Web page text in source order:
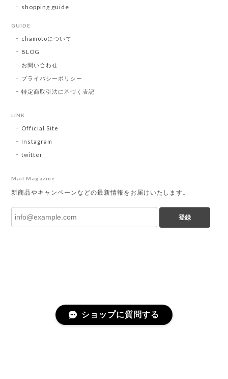
shopping guide
GUIDE
chamotoについて
BLOG
お問い合わせ
プライバシーポリシー
特定商取引法に基づく表記
LINK
Official Site
Instagram
twitter
Mail Magazine
新商品やキャンペーンなどの最新情報をお届けいたします。
登録
ショップに質問する